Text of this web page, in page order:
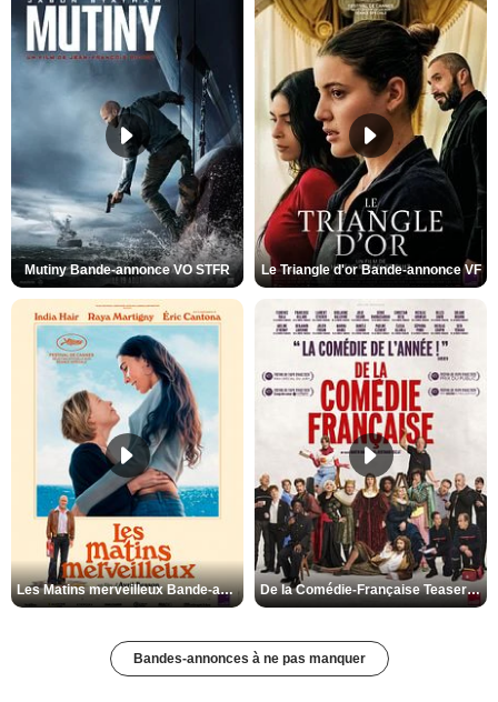
Mutiny Bande-annonce VO STFR Le Triangle d'or Bande-annonce VF
Les Matins merveilleux Bande-annonce VF De la Comédie-Française Teaser VF
Bandes-annonces à ne pas manquer